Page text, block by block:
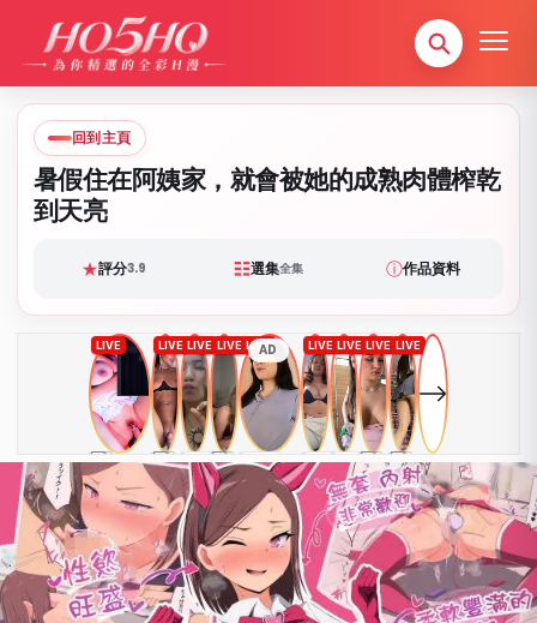
回到主頁
暑假住在阿姨家，就會被她的成熟肉體榨乾
到天亮
★評分3.9 ☷選集全集 ⓘ作品資料
AD